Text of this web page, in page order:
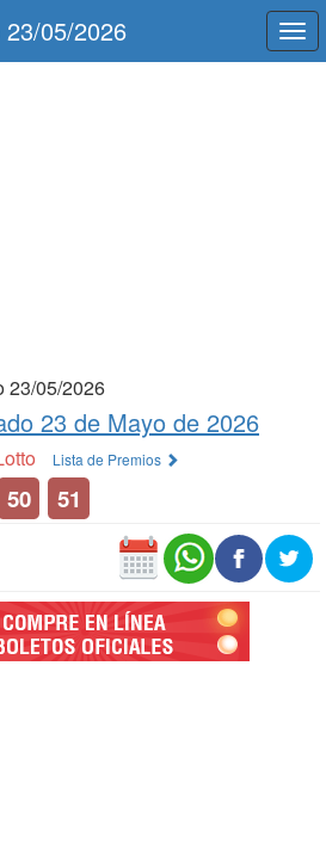
05/2026
23/05/2026
23 de Mayo de 2026
Lista de Premios
50 51